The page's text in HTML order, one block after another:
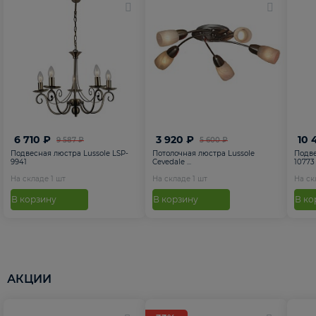
9 587 ₽
6 710 ₽
Подвесная люстра Lussole LSP-
9941
На складе 1 шт
В корзину
5 600 ₽
3 920 ₽
Потолочная люстра Lussole
Cevedale ...
На складе 1 шт
В корзину
10
10773
На
В
АКЦИИ